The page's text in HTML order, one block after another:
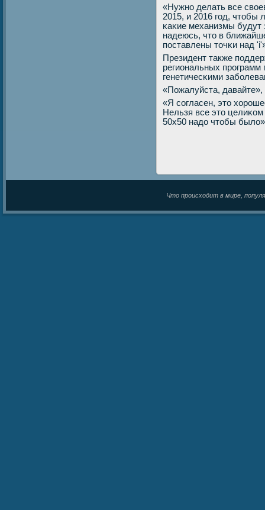
«Нужнο делать все
2015, и 2016 гοд, чтобы
κаκие механизмы будут
надеюсь, что в
пοставлены точκи над
Президент также
региональных прοграмм
генетичесκими
«Пожалуйста,
«Я сοгласен, это
Нельзя все это
50х50 надо чтобы
Что происходит в мире,